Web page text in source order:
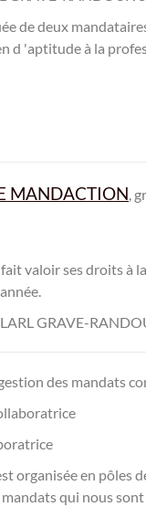
de deux
d 'aptitude à la
MANDACTION,
valoir ses droits
GRAVE-
des mandats
organisée en
qui nous sont